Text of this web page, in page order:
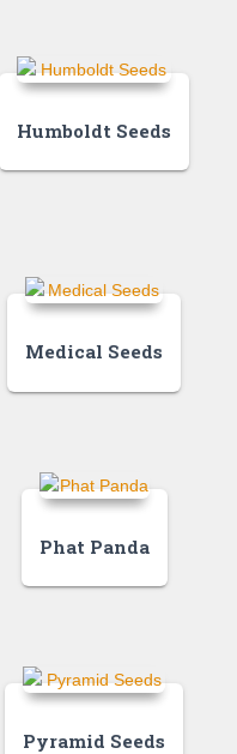
Humboldt Seeds
Medical Seeds
Phat Panda
Pyramid Seeds